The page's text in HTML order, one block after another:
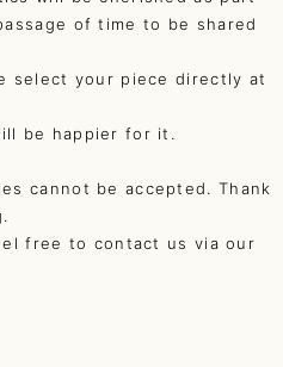
of time to be shared
select your piece directly at
be happier for it.
cannot be accepted. Thank
free to contact us via our